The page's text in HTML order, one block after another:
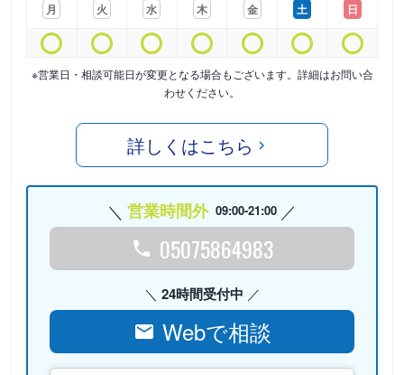
月
火
水
木
金
土
日
※営業日・相談可能日が変更となる場合もございます。詳細はお問い合
わせください。
詳しくはこちら
営業時間外 09:00-21:00
05075864983
24時間受付中
Webで相談